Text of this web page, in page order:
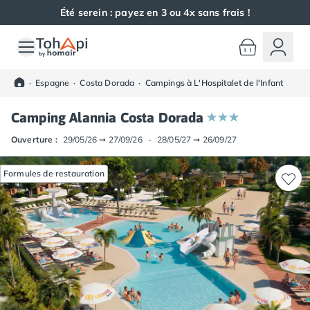
Été serein : payez en 3 ou 4x sans frais !
Toutes nos destinations
Camping Alsace
Camping Haut-Rhin
Camping Colmar
Camping Mulhouse
Camping Munster
Camping Aquitaine
Camping Dordogne
Camping Carsac-Aillac
Camping Les Eyzies-de-Tayac-Sireuil
Camping Sarlat
Camping Gironde
Camping Bordeaux
Camping Carcans
· Espagne · Costa Dorada · Campings à L'Hospitalet de l'Infant
Camping Alannia Costa Dorada
Ouverture : 29/05/26 ➞ 27/09/26 - 28/05/27 ➞ 26/09/27
Formules de restauration